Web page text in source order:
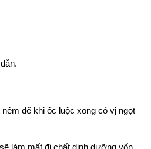
để khi ốc luộc xong có vị ngọt